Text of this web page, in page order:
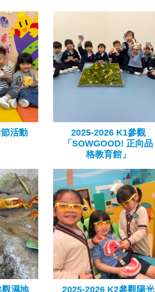
活動
2025-2026 K1參觀
「SOWGOOD! 正向品
格教育館」
濕地 2025-2026 K2參觀陽光